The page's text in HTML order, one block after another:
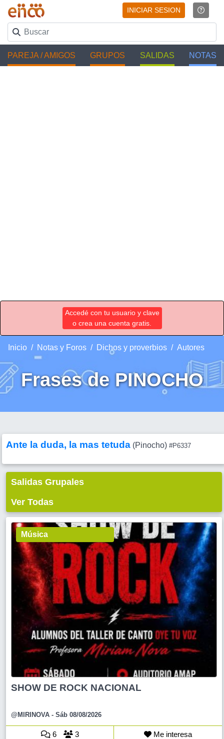
INICIAR SESION
PAREJA / AMIGOS GRUPOS SALIDAS NOTAS
Accedé con tu usuario y clave
o crea una cuenta gratis.
Inicio Notas y Foros Dichos y proverbios Autores
Frases de PINOCHO
Ante la duda, la mas tetuda (Pinocho) #P6337
Salidas Grupales
Ver Todas
Música
SHOW DE ROCK NACIONAL
@MIRINOVA - Sáb 08/08/2026
6 3 Me interesa